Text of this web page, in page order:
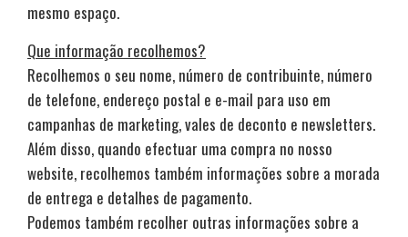
mesmo espaço.
Que informação recolhemos?
Recolhemos o seu nome, número de contribuinte, número
de telefone, endereço postal e e-mail para uso em
campanhas de marketing, vales de deconto e newsletters.
Além disso, quando efectuar uma compra no nosso
website, recolhemos também informações sobre a morada
de entrega e detalhes de pagamento.
Podemos também recolher outras informações sobre a